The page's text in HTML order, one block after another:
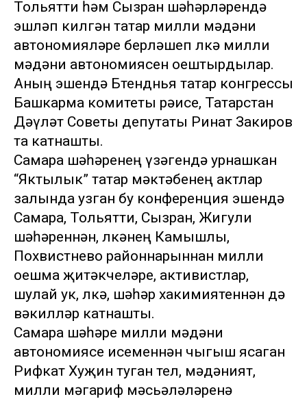
Тольятти һәм Сызран шәһәрләрендә
эшләп килгән татар милли мәдәни
автономияләре берләшеп өлкә милли
мәдәни автономиясен оештырдылар.
Аның эшендә Бөтендөнья татар конгрессы
Башкарма комитеты рәисе, Татарстан
Дәүләт Советы депутаты Ринат Закиров
та катнашты.
Самара шәһәренең үзәгендә урнашкан
“Яктылык” татар мәктәбенең актлар
залында узган бу конференция эшендә
Самара, Тольятти, Сызран, Жигули
шәһәреннән, өлкәнең Камышлы,
Похвистнево районнарыннан милли
оешма җитәкчеләре, активистлар,
шулай ук, өлкә, шәһәр хакимиятеннән дә
вәкилләр катнашты.
Самара шәһәре милли мәдәни
автономиясе исеменнән чыгыш ясаган
Рифкат Хуҗин туган тел, мәдәният,
милли мәгариф мәсьәләләренә